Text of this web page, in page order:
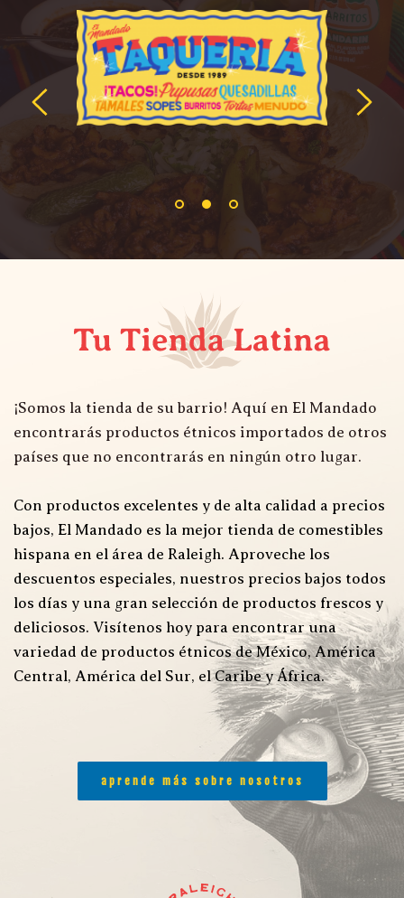
¡Somos la tienda de su barrio! Aquí en El Mandado
encontrarás productos étnicos importados de otros
países que no encontrarás en ningún otro lugar.
Con productos excelentes y de alta calidad a precios
bajos, El Mandado es la mejor tienda de comestibles
hispana en el área de Raleigh. Aproveche los
descuentos especiales, nuestros precios bajos todos
los días y una gran selección de productos frescos y
deliciosos. Visítenos hoy para encontrar una
variedad de productos étnicos de México, América
Central, América del Sur, el Caribe y África.
aprende más sobre nosotros